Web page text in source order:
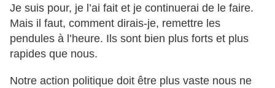
Je suis pour, je l’ai fait et je continuerai de le faire.
Mais il faut, comment dirais-je, remettre les
pendules à l’heure. Ils sont bien plus forts et plus
rapides que nous.
Notre action politique doit être plus vaste nous ne